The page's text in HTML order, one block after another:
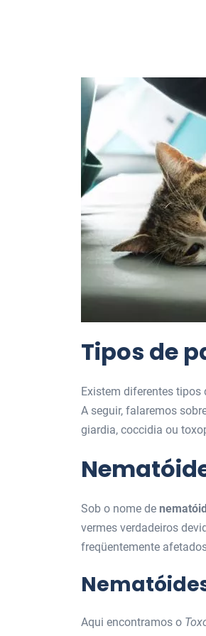
Tipos de
Existem diferentes tipos
A seguir, falaremos
giardia, coccidia ou
Sob o nome de
vermes verdadeiros
freqüentemente
Aqui encontramos o